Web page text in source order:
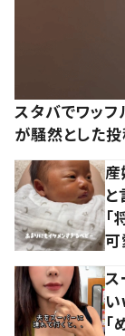
スタバでワッフ
が騒然とした投
産
可
ス
い